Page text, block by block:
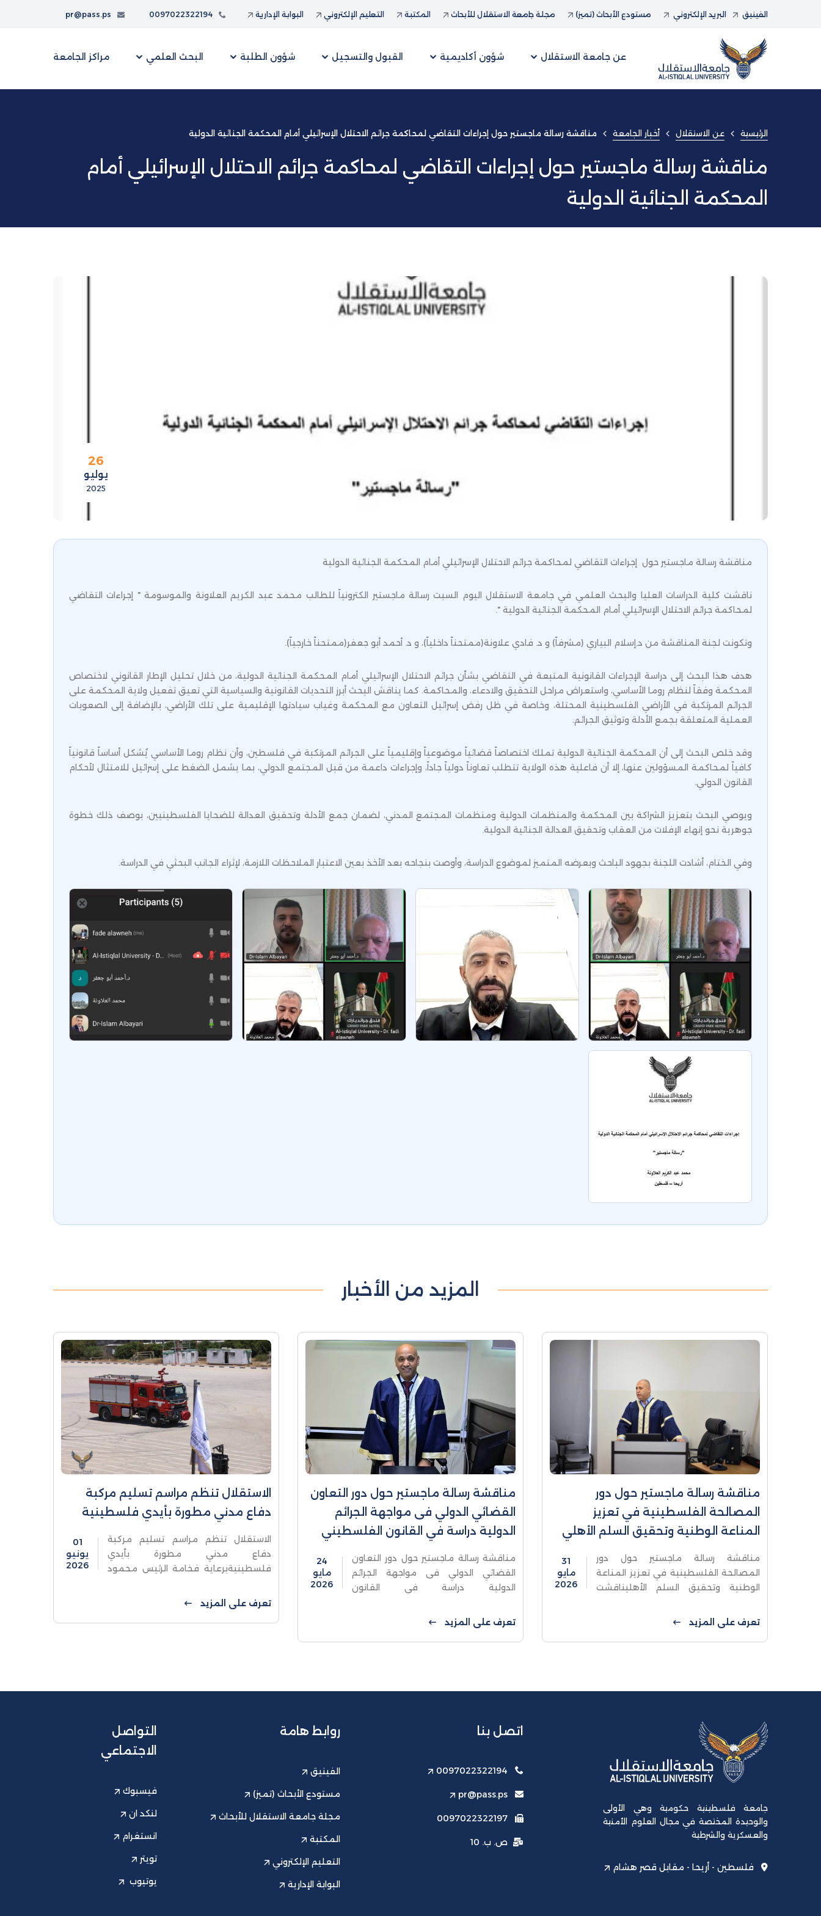
الفينيق البريد الإلكتروني مستودع الأبحاث (تميز) مجلة جامعة الاستقلال للأبحاث المكتبة التعليم الإلكتروني البوابة الإدارية 0097022322194
pr@pass.ps
عن جامعة الاستقلال شؤون أكاديمية القبول والتسجيل شؤون الطلبة البحث العلمي مراكز الجامعة
الرئيسية عن الاستقلال أخبار الجامعة مناقشة رسالة ماجستير حول إجراءات التقاضي لمحاكمة جرائم الاحتلال الإسرائيلي أمام المحكمة الجنائية الدولية
مناقشة رسالة ماجستير حول إجراءات التقاضي لمحاكمة جرائم الاحتلال الإسرائيلي أمام
المحكمة الجنائية الدولية
26
يوليو
2025
مناقشة رسالة ماجستير حول إجراءات التقاضي لمحاكمة جرائم الاحتلال الإسرائيلي أمام المحكمة الجنائية الدولية
ناقشت كلية الدراسات العليا والبحث العلمي في جامعة الاستقلال اليوم السبت رسالة ماجستير الكترونياً للطالب محمد عبد الكريم العلاونة والموسومة " إجراءات التقاضي
لمحاكمة جرائم الاحتلال الإسرائيلي أمام المحكمة الجنائية الدولية ".
وتكونت لجنة المناقشة من د.إسلام البياري (مشرفاً) و د. فادي علاونة(ممتحناً داخلياً)، و د. أحمد أبو جعفر(ممتحناً خارجياً).
هدف هذا البحث إلى دراسة الإجراءات القانونية المتبعة في التقاضي بشأن جرائم الاحتلال الإسرائيلي أمام المحكمة الجنائية الدولية، من خلال تحليل الإطار القانوني لاختصاص
المحكمة وفقاً لنظام روما الأساسي، واستعراض مراحل التحقيق والادعاء، والمحاكمة. كما يناقش البحث أبرز التحديات القانونية والسياسية التي تعيق تفعيل ولاية المحكمة على
الجرائم المرتكبة في الأراضي الفلسطينية المحتلة، وخاصة في ظل رفض إسرائيل التعاون مع المحكمة وغياب سيادتها الإقليمية على تلك الأراضي، بالإضافة إلى الصعوبات
العملية المتعلقة بجمع الأدلة وتوثيق الجرائم.
وقد خلص البحث إلى أن المحكمة الجنائية الدولية تملك اختصاصاً قضائياً موضوعياً وإقليمياً على الجرائم المرتكبة في فلسطين، وأن نظام روما الأساسي يُشكل أساساً قانونياً
كافياً لمحاكمة المسؤولين عنها، إلا أن فاعلية هذه الولاية تتطلب تعاوناً دولياً جاداً، وإجراءات داعمة من قبل المجتمع الدولي، بما يشمل الضغط على إسرائيل للامتثال لأحكام
القانون الدولي.
ويوصي البحث بتعزيز الشراكة بين المحكمة والمنظمات الدولية ومنظمات المجتمع المدني، لضمان جمع الأدلة وتحقيق العدالة للضحايا الفلسطينيين، بوصف ذلك خطوة
جوهرية نحو إنهاء الإفلات من العقاب وتحقيق العدالة الجنائية الدولية.
وفي الختام، أشادت اللجنة بجهود الباحث وبعرضه المتميز لموضوع الدراسة، وأوصت بنجاحه بعد الأخذ بعين الاعتبار الملاحظات اللازمة، لإثراء الجانب البحثي في الدراسة.
المزيد من الأخبار
مناقشة رسالة ماجستير حول دور
المصالحة الفلسطينية في تعزيز
المناعة الوطنية وتحقيق السلم الأهلي
مناقشة رسالة ماجستير حول دور
المصالحة الفلسطينية في تعزيز المناعة
الوطنية وتحقيق السلم الأهليناقشت
جامعة الاستقلال- قسم دراسات الأمن
والسلم الأهلي، رسالة ماجستير للطالب ...
31
مايو
2026
تعرف على المزيد
مناقشة رسالة ماجستير حول دور التعاون
القضائي الدولي فى مواجهة الجرائم
الدولية دراسة في القانون الفلسطيني
مناقشة رسالة ماجستير حول دور التعاون
القضائي الدولي فى مواجهة الجرائم
الدولية دراسة في القانون
والبحث العلمي في جامعة الاستقلال -
قسم القانون الجنائي الدولي، رسالة ...
24
مايو
2026
تعرف على المزيد
الاستقلال تنظم مراسم تسليم مركبة
دفاع مدني مطورة بأيدي فلسطينية
الاستقلال تنظم مراسم تسليم مركبة
دفاع مدني مطورة بأيدي
فلسطينيةبرعاية فخامة الرئيس محمود
جامعة الاستقلال بالشراكة مع جهاز الدفاع
المدني الفلسطيني مراسم تسليم مركبة
دفاع ...
01
يونيو
2026
تعرف على المزيد
جامعة فلسطينية حكومية وهي الأولى
والوحيدة المختصة في مجال العلوم الأمنية
والعسكرية والشرطية
فلسطين - أريحا - مقابل قصر هشام
اتصل بنا
0097022322194
pr@pass.ps
0097022322197
ص. ب. 10
روابط هامة
الفينيق
مستودع الأبحاث (تميز)
مجلة جامعة الاستقلال للأبحاث
المكتبة
التعليم الإلكتروني
البوابة الإدارية
التواصل
الاجتماعي
فيسبوك
لنكد ان
انستغرام
تويتر
يوتيوب